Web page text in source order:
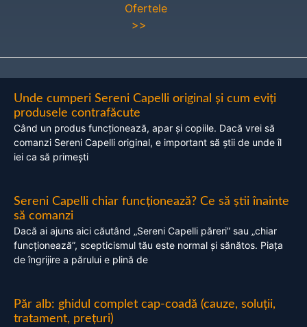
Ofertele
>>
Unde cumperi Sereni Capelli original și cum eviți
produsele contrafăcute
Când un produs funcționează, apar și copiile. Dacă vrei să
comanzi Sereni Capelli original, e important să știi de unde îl
iei ca să primești
Sereni Capelli chiar funcționează? Ce să știi înainte
să comanzi
Dacă ai ajuns aici căutând „Sereni Capelli păreri” sau „chiar
funcționează”, scepticismul tău este normal și sănătos. Piața
de îngrijire a părului e plină de
Păr alb: ghidul complet cap-coadă (cauze, soluții,
tratament, prețuri)